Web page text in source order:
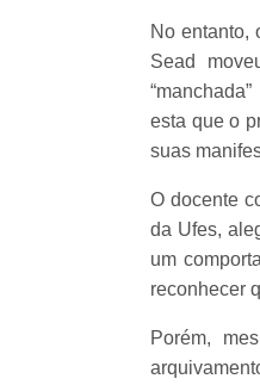
No entanto,
Sead
esta que o
suas
O docente
da Ufes,
um
reconhecer
Porém,